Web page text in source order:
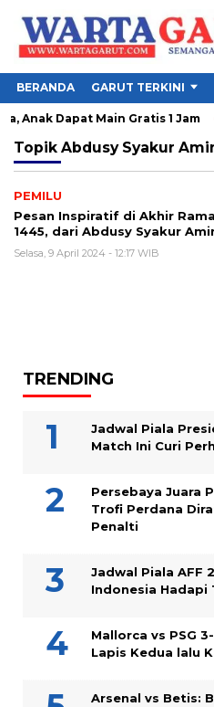
BERANDA GARUT TERKINI
Anak Dapat Main Gratis 1 Jam
Topik Abdusy Syakur
PEMILU
Pesan Inspiratif di Akhir
1445, dari Abdusy Syakur
Selasa, 9 April 2024 - 12:17 WIB
TRENDING
Jadwal Piala
Match Ini Curi
Persebaya Juara
Trofi Perdana
Penalti
Jadwal Piala AFF
Indonesia Hadapi
Mallorca vs PSG
Lapis Kedua lalu
Arsenal vs Betis: